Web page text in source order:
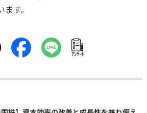
す。
ｱﾝｹｰﾄ